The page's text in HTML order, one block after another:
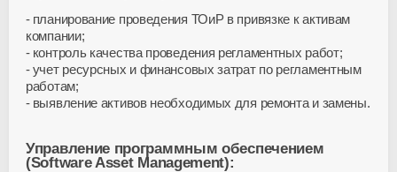
планирование проведения ТОиР в привязке к активам
компании;
контроль качества проведения регламентных работ;
учет ресурсных и финансовых затрат по регламентным
работам;
выявление активов необходимых для ремонта и замены.
Управление программным обеспечением
(Software Asset Management):